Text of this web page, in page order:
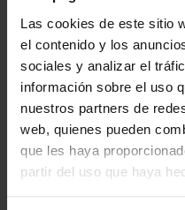
Las cookies de este sitio
el contenido y los
sociales y analizar el
información sobre el uso
nuestros partners de
web, quienes pueden
que les haya
partir del uso que haya
PATRIMONIO
NACIONAL II - PALACIO